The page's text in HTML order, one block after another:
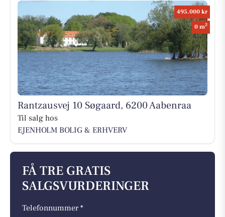
495.000 kr
0 m2
Rantzausvej 10 Søgaard, 6200 Aabenraa
Til salg hos
EJENHOLM BOLIG & ERHVERV
FÅ TRE GRATIS
SALGSVURDERINGER
Telefonnummer *